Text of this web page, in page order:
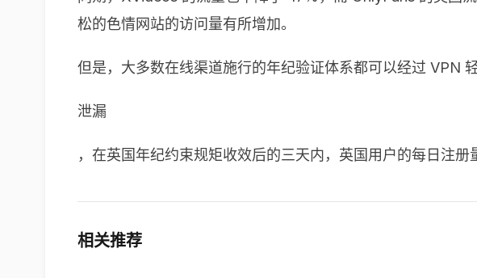
松的色情网站的访问量有所增加。
但是，大多数在线渠道施行的年纪验证体系都可以经过 VPN
泄漏
，在英国年纪约束规矩收效后的三天内，英国用户的每日注册
相关推荐